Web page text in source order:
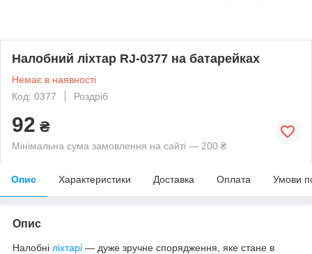
Налобний ліхтар RJ-0377 на батарейках
Немає в наявності
Код: 0377
Роздріб
92 ₴
Мінімальна сума замовлення на сайті — 200 ₴
Опис Характеристики Доставка Оплата Умови
Опис
Налобні ліхтарі — дуже зручне спорядження, яке стане в